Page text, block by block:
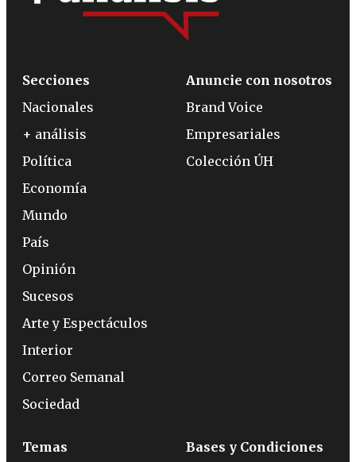
Secciones
Nacionales
+ análisis
Política
Economía
Mundo
País
Opinión
Sucesos
Arte y Espectáculos
Interior
Correo Semanal
Sociedad
Anuncie con nosotros
Brand Voice
Empresariales
Colección ÚH
Temas Bases y Condiciones